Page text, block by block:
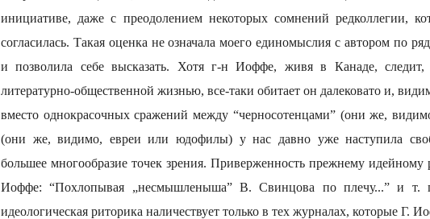
инициативе, даже с преодолением некоторых сомнений редколлегии,
согласилась. Такая оценка не означала моего единомыслия с автором по
и позволила себе высказать. Хотя г-н Иоффе, живя в Канаде,
литературно-общественной жизнью, все-таки обитает он далековато и,
вместо однокрасочных сражений между “черносотенцами” (они же,
(они же, видимо, евреи или юдофилы) у нас давно уже наступила
большее многообразие точек зрения. Приверженность прежнему идейному
Иоффе: “Похлопывая „несмышленыша” В. Свинцова по плечу...” и
идеологическая риторика наличествует только в тех журналах, которые Г.